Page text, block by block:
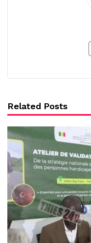
Related Posts